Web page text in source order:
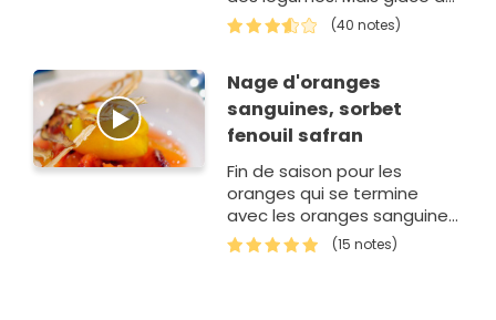
brun avec un peu de miel,
des épices et le jus d'une
(40 notes)
Nage d'oranges
sanguines, sorbet
fenouil safran
Fin de saison pour les
oranges qui se termine
avec les oranges sanguines
que j'aime marier avec les
asperges par exemple. D'où
(15 notes)